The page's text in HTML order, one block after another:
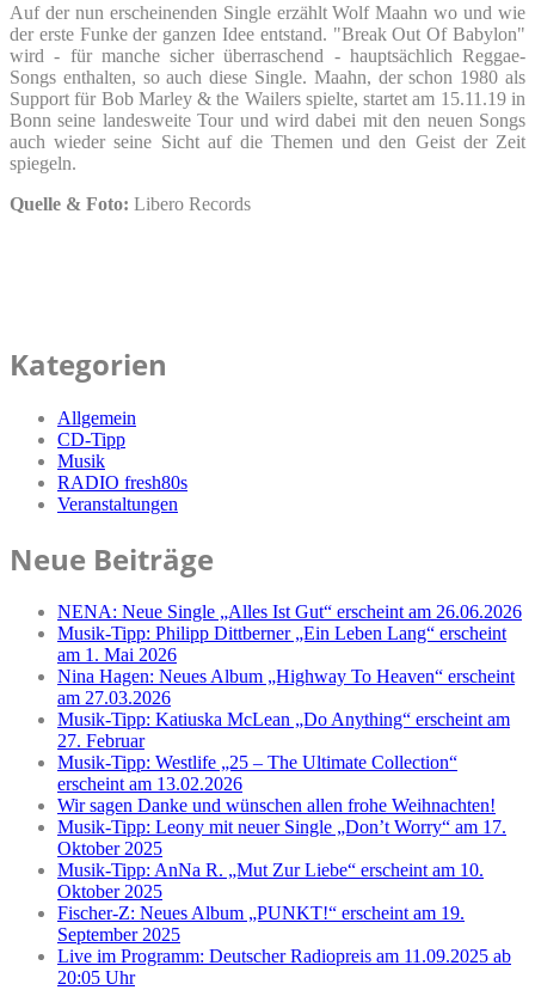
Auf der nun erscheinenden Single erzählt Wolf Maahn wo und wie
der erste Funke der ganzen Idee entstand. "Break Out Of Babylon"
wird - für manche sicher überraschend - hauptsächlich Reggae-
Songs enthalten, so auch diese Single. Maahn, der schon 1980 als
Support für Bob Marley & the Wailers spielte, startet am 15.11.19 in
Bonn seine landesweite Tour und wird dabei mit den neuen Songs
auch wieder seine Sicht auf die Themen und den Geist der Zeit
spiegeln.
Quelle & Foto: Libero Records
Kategorien
Allgemein
CD-Tipp
Musik
RADIO fresh80s
Veranstaltungen
Neue Beiträge
NENA: Neue Single „Alles Ist Gut“ erscheint am 26.06.2026
Musik-Tipp: Philipp Dittberner „Ein Leben Lang“ erscheint
am 1. Mai 2026
Nina Hagen: Neues Album „Highway To Heaven“ erscheint
am 27.03.2026
Musik-Tipp: Katiuska McLean „Do Anything“ erscheint am
27. Februar
Musik-Tipp: Westlife „25 – The Ultimate Collection“
erscheint am 13.02.2026
Wir sagen Danke und wünschen allen frohe Weihnachten!
Musik-Tipp: Leony mit neuer Single „Don’t Worry“ am 17.
Oktober 2025
Musik-Tipp: AnNa R. „Mut Zur Liebe“ erscheint am 10.
Oktober 2025
Fischer-Z: Neues Album „PUNKT!“ erscheint am 19.
September 2025
Live im Programm: Deutscher Radiopreis am 11.09.2025 ab
20:05 Uhr